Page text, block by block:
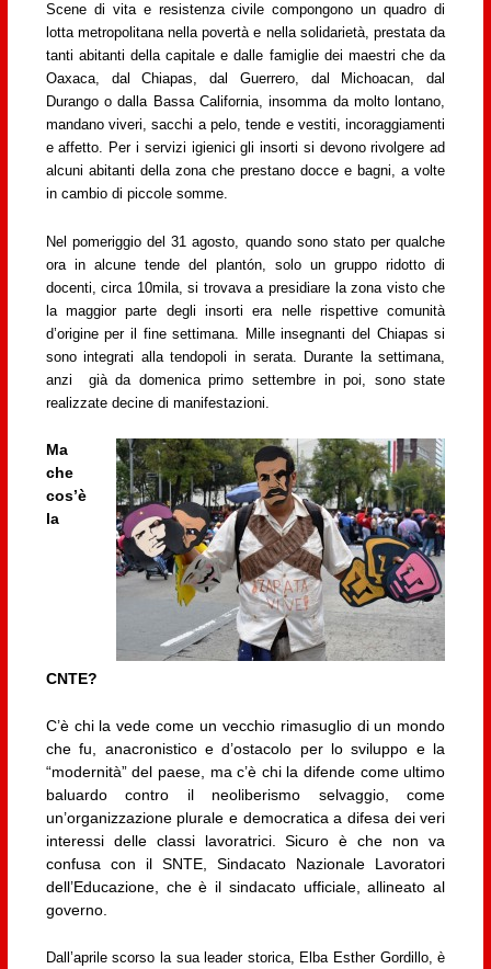
Scene di vita e resistenza civile compongono un quadro di
lotta metropolitana nella povertà e nella solidarietà, prestata da
tanti abitanti della capitale e dalle famiglie dei maestri che da
Oaxaca, dal Chiapas, dal Guerrero, dal Michoacan, dal
Durango o dalla Bassa California, insomma da molto lontano,
mandano viveri, sacchi a pelo, tende e vestiti, incoraggiamenti
e affetto. Per i servizi igienici gli insorti si devono rivolgere ad
alcuni abitanti della zona che prestano docce e bagni, a volte
in cambio di piccole somme.
Nel pomeriggio del 31 agosto, quando sono stato per qualche
ora in alcune tende del plantón, solo un gruppo ridotto di
docenti, circa 10mila, si trovava a presidiare la zona visto che
la maggior parte degli insorti era nelle rispettive comunità
d’origine per il fine settimana. Mille insegnanti del Chiapas si
sono integrati alla tendopoli in serata. Durante la settimana,
anzi già da domenica primo settembre in poi, sono state
realizzate decine di manifestazioni.
Ma
che
cos’è
la
CNTE?
C’è chi la vede come un vecchio rimasuglio di un mondo
che fu, anacronistico e d’ostacolo per lo sviluppo e la
“modernità” del paese, ma c’è chi la difende come ultimo
baluardo contro il neoliberismo selvaggio, come
un’organizzazione plurale e democratica a difesa dei veri
interessi delle classi lavoratrici. Sicuro è che non va
confusa con il SNTE, Sindacato Nazionale Lavoratori
dell’Educazione, che è il sindacato ufficiale, allineato al
governo.
Dall’aprile scorso la sua leader storica, Elba Esther Gordillo, è